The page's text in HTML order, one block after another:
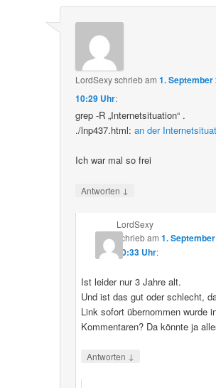
LordSexyschriebam1. September
10:29 Uhr:
grep -R „Internetsituation“ .
./lnp437.html:an der
Ich war mal so frei
Antworten ↓
LordSexy
schriebam 1.
10:33 Uhr:
Ist leider nur 3 Jahre alt.
Und ist das gut oder schlecht,
Link sofort übernommen wurde
Kommentaren? Da könnte ja
Antworten ↓